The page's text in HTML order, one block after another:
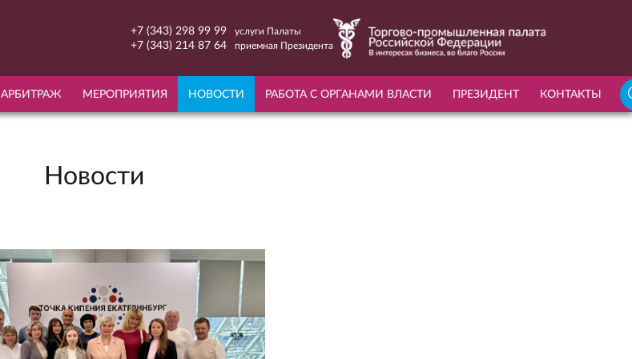
+7 (343) 298 99 99 услуги Палаты
+7 (343) 214 87 64 приемная Президента
АРБИТРАЖ МЕРОПРИЯТИЯ НОВОСТИ РАБОТА С ОРГАНАМИ ВЛАСТИ ПРЕЗИДЕНТ КОНТАКТЫ
Новости